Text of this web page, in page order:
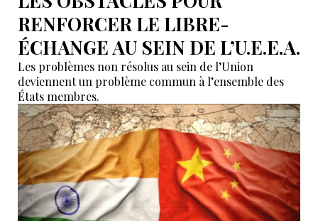
RENFORCER LE LIBRE-
ÉCHANGE AU SEIN DE L’U.E.E.A.
Les problèmes non résolus au sein de l’Union
deviennent un problème commun à l’ensemble des
États membres.